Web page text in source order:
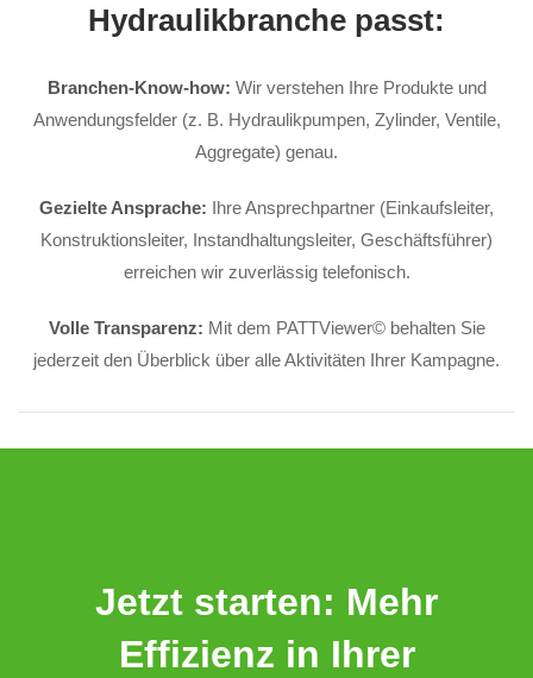
Hydraulikbranche passt:
Branchen-Know-how: Wir verstehen Ihre Produkte und
Anwendungsfelder (z. B. Hydraulikpumpen, Zylinder, Ventile,
Aggregate) genau.
Gezielte Ansprache: Ihre Ansprechpartner (Einkaufsleiter,
Konstruktionsleiter, Instandhaltungsleiter, Geschäftsführer)
erreichen wir zuverlässig telefonisch.
Volle Transparenz: Mit dem PATTViewer© behalten Sie
jederzeit den Überblick über alle Aktivitäten Ihrer Kampagne.
Jetzt starten: Mehr
Effizienz in Ihrer